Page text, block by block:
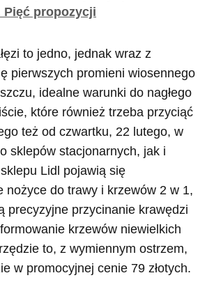
Pięć propozycji
to jedno, jednak wraz z
pierwszych promieni wiosennego
idealne warunki do nagłego
które również trzeba przyciąć
też od czwartku, 22 lutego, w
sklepów stacjonarnych, jak i
Lidl pojawią się
nożyce do trawy i krzewów 2 w 1,
precyzyjne przycinanie krawędzi
krzewów niewielkich
to, z wymiennym ostrzem,
w promocyjnej cenie 79 złotych.